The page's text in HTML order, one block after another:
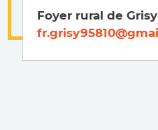
Foyer rural de